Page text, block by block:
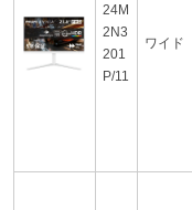
24M
2N3
201
P/11
ワイド